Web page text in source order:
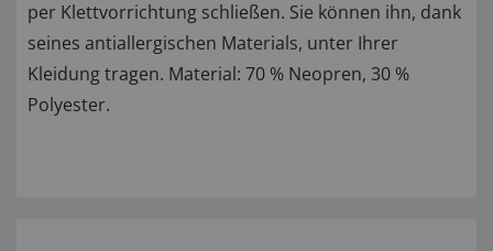
per Klettvorrichtung schließen. Sie können ihn, dank
seines antiallergischen Materials, unter Ihrer
Kleidung tragen. Material: 70 % Neopren, 30 %
Polyester.